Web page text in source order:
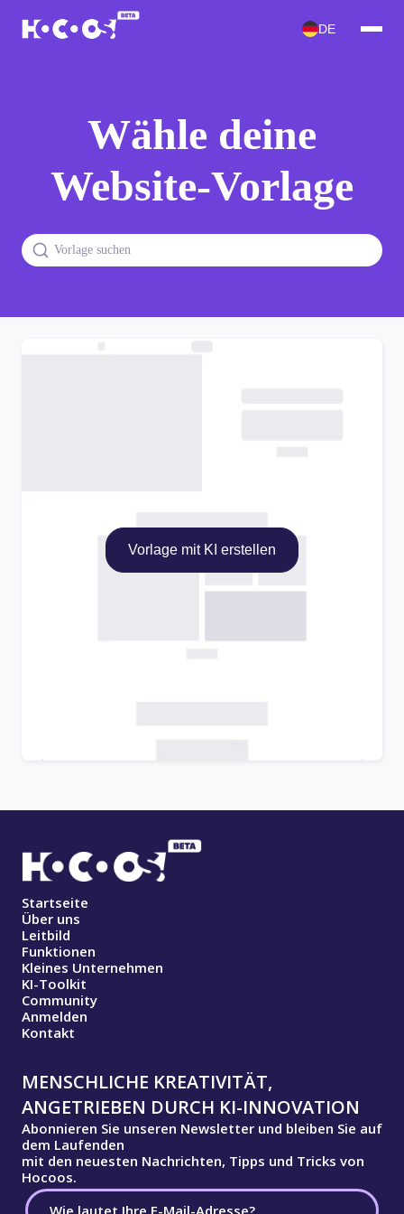
DE
Wähle deine
Website-Vorlage
Vorlage mit KI erstellen
Startseite
Über uns
Leitbild
Funktionen
Kleines Unternehmen
KI-Toolkit
Community
Anmelden
Kontakt
MENSCHLICHE KREATIVITÄT,
ANGETRIEBEN DURCH KI-INNOVATION
Abonnieren Sie unseren Newsletter und bleiben Sie auf
dem Laufenden
mit den neuesten Nachrichten, Tipps und Tricks von
Hocoos.